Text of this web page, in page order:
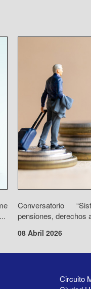
Conversatorio
pensiones, derechos
08 Abril 2026
Circuito